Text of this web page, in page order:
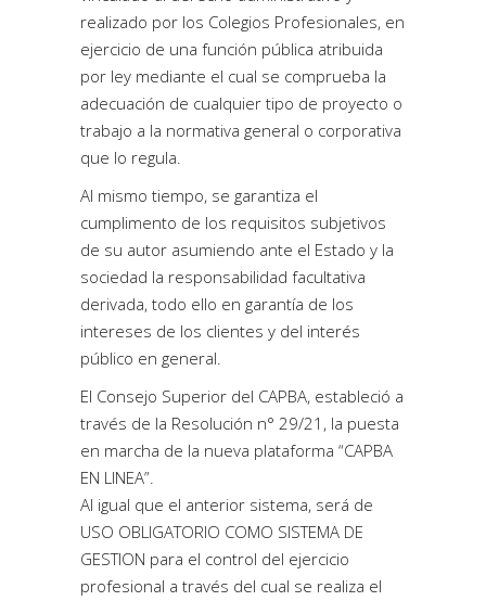
realizado por los Colegios Profesionales, en
ejercicio de una función pública atribuida
por ley mediante el cual se comprueba la
adecuación de cualquier tipo de proyecto o
trabajo a la normativa general o corporativa
que lo regula.
Al mismo tiempo, se garantiza el
cumplimento de los requisitos subjetivos
de su autor asumiendo ante el Estado y la
sociedad la responsabilidad facultativa
derivada, todo ello en garantía de los
intereses de los clientes y del interés
público en general.
El Consejo Superior del CAPBA, estableció a
través de la Resolución n° 29/21, la puesta
en marcha de la nueva plataforma “CAPBA
EN LINEA”.
Al igual que el anterior sistema, será de
USO OBLIGATORIO COMO SISTEMA DE
GESTION para el control del ejercicio
profesional a través del cual se realiza el